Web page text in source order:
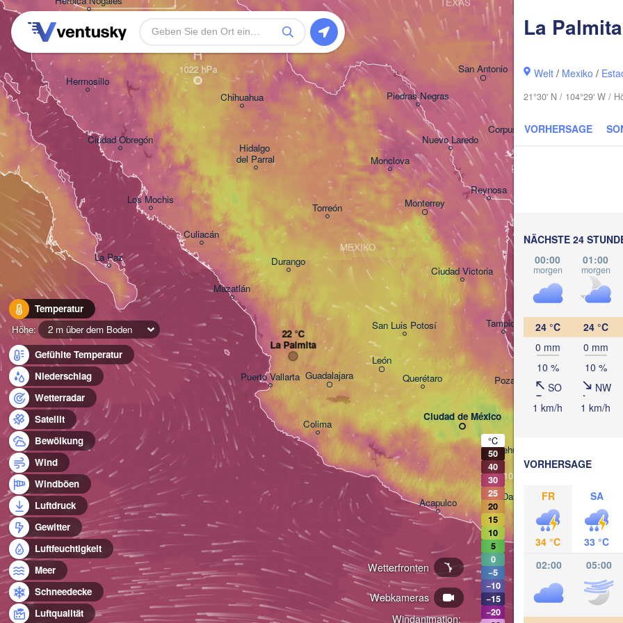
La Palmita
Welt / Mexiko /
21°30' N / 104°29' W /
VORHERSAGE
NÄCHSTE 24
00:00
morgen
01:00
morgen
24 °C
0 mm
10 %
SO
1 km/h
24 °C
0 mm
10 %
NW
1 km/h
VORHERSAGE
FR
34 °C
SA
33 °C
02:00
05:00
Temperatur
Höhe:
2 m über dem Boden
Gefühlte Temperatur
Niederschlag
Wetterradar
Satellit
Bewölkung
Wind
Windböen
Luftdruck
Gewitter
Luftfeuchtigkeit
Meer
Schneedecke
Luftqualität
Windanimation:
Webkameras
Wetterfronten
Culiacán
Chihuahua
Hermosillo
Durango
Torreón
Monclova
La Paz
Ciudad Obregón
Los Mochis
Hidalgo
del Parral
Mazatlán
MEXIKO
Guadalajara
León
Puerto Vallarta
Colima
San Antonio
Monterrey
Reynosa
San Luis Potosí
Piedras Negras
Ciudad Victoria
Tampico
Corpus Christi
Nuevo Laredo
Ciudad de México
Acapulco
Querétaro Poza Rica
Oaxaca de Juárez
Tehuacán
La Palmita
H
H
°C
50
40
30
25
20
15
10
5
0
−5
−10
−15
−20